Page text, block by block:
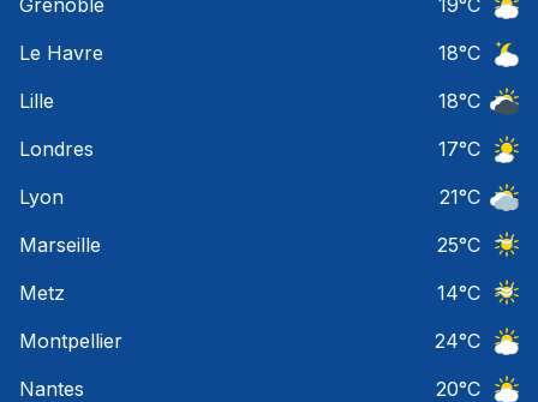
Le Havre
18°C
Lille
18°C
Londres
17°C
Lyon
21°C
Marseille
25°C
Metz
14°C
Montpellier
24°C
Nantes
20°C